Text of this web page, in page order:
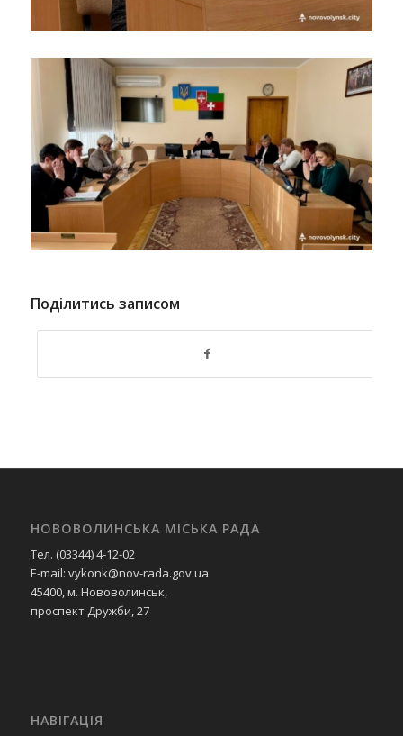
Поділитись записом
НОВОВОЛИНСЬКА МІСЬКА РАДА
Тел. (03344) 4-12-02
E-mail: vykonk@nov-rada.gov.ua
45400, м. Нововолинськ,
проспект Дружби, 27
НАВІГАЦІЯ